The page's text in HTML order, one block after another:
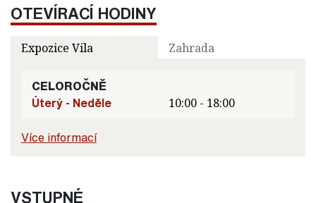
OTEVÍRACÍ HODINY
Expozice Vila Zahrada
CELOROČNĚ
Úterý - Neděle
10:00 - 18:00
Více informací
VSTUPNÉ